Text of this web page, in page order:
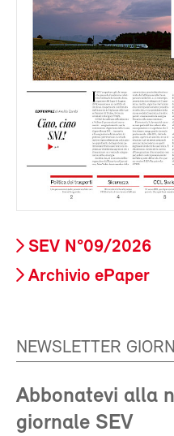
SEV N°09/2026
Archivio ePaper
NEWSLETTER
Abbonatevi alla
giornale SEV